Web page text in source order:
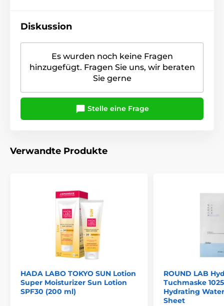
Diskussion
Es wurden noch keine Fragen
hinzugefügt. Fragen Sie uns, wir beraten
Sie gerne
Stelle eine Frage
Verwandte Produkte
HADA LABO TOKYO SUN Lotion
Super Moisturizer Sun Lotion
SPF30 (200 ml)
ROUND LAB
Tuchmaske
Hydrating
Sheet